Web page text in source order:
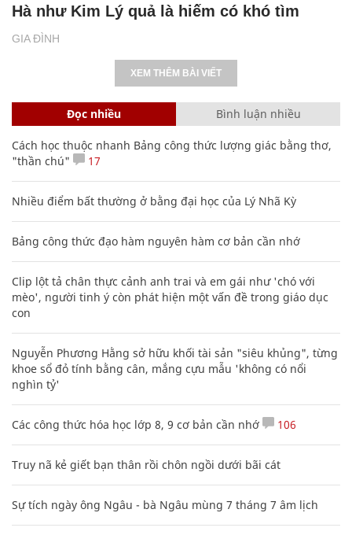
GIA ĐÌNH
Hà như Kim Lý quả là hiếm có khó tìm
XEM THÊM BÀI VIẾT
Đọc nhiều Bình luận nhiều
Cách học thuộc nhanh Bảng công thức lượng giác bằng thơ,
"thần chú"
17
Nhiều điểm bất thường ở bằng đại học của Lý Nhã Kỳ
Bảng công thức đạo hàm nguyên hàm cơ bản cần nhớ
Clip lột tả chân thực cảnh anh trai và em gái như 'chó với
mèo', người tinh ý còn phát hiện một vấn đề trong giáo dục
con
Nguyễn Phương Hằng sở hữu khối tài sản "siêu khủng", từng
khoe sổ đỏ tính bằng cân, mắng cựu mẫu 'không có nổi
nghìn tỷ'
Các công thức hóa học lớp 8, 9 cơ bản cần nhớ 106
Truy nã kẻ giết bạn thân rồi chôn ngồi dưới bãi cát
Sự tích ngày ông Ngâu - bà Ngâu mùng 7 tháng 7 âm lịch